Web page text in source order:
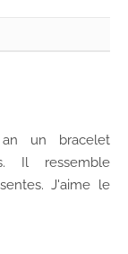
un bracelet
Il ressemble
J'aime le